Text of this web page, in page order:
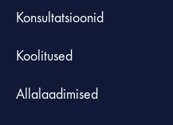
Konsultatsioonid
Koolitused
Allalaadimised